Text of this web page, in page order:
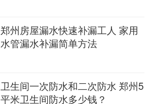
郑州房屋漏水快速补漏工人 家用
水管漏水补漏简单方法
卫生间一次防水和二次防水 郑州5
平米卫生间防水多少钱？